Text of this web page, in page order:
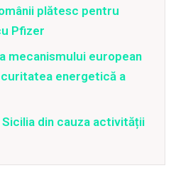
plătesc pentru
Pfizer
mecanismului european
energetică a
din cauza activității